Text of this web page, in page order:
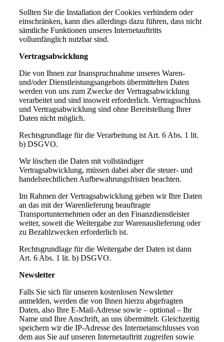
Sollten Sie die Installation der Cookies verhindern oder
einschränken, kann dies allerdings dazu führen, dass nicht
sämtliche Funktionen unseres Internetauftritts
vollumfänglich nutzbar sind.
Vertragsabwicklung
Die von Ihnen zur Inanspruchnahme unseres Waren-
und/oder Dienstleistungsangebots übermittelten Daten
werden von uns zum Zwecke der Vertragsabwicklung
verarbeitet und sind insoweit erforderlich. Vertragsschluss
und Vertragsabwicklung sind ohne Bereitstellung Ihrer
Daten nicht möglich.
Rechtsgrundlage für die Verarbeitung ist Art. 6 Abs. 1 lit.
b) DSGVO.
Wir löschen die Daten mit vollständiger
Vertragsabwicklung, müssen dabei aber die steuer- und
handelsrechtlichen Aufbewahrungsfristen beachten.
Im Rahmen der Vertragsabwicklung geben wir Ihre Daten
an das mit der Warenlieferung beauftragte
Transportunternehmen oder an den Finanzdienstleister
weiter, soweit die Weitergabe zur Warenauslieferung oder
zu Bezahlzwecken erforderlich ist.
Rechtsgrundlage für die Weitergabe der Daten ist dann
Art. 6 Abs. 1 lit. b) DSGVO.
Newsletter
Falls Sie sich für unseren kostenlosen Newsletter
anmelden, werden die von Ihnen hierzu abgefragten
Daten, also Ihre E-Mail-Adresse sowie – optional – Ihr
Name und Ihre Anschrift, an uns übermittelt. Gleichzeitig
speichern wir die IP-Adresse des Internetanschlusses von
dem aus Sie auf unseren Internetauftritt zugreifen sowie